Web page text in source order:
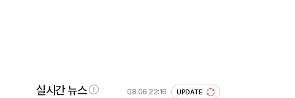
실시간 뉴스 08.06 22:16 UPDATE